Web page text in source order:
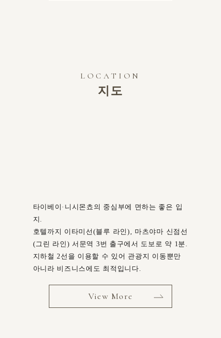
LOCATION
지도
타이베이·니시몬쵸의 중심부에 면하는 좋은 입
지.
호텔까지 이타미선(블루 라인), 마츠야마 신점선
(그린 라인) 서문역 3번 출구에서 도보로 약 1분.
지하철 2선을 이용할 수 있어 관광지 이동뿐만
아니라 비즈니스에도 최적입니다.
View More